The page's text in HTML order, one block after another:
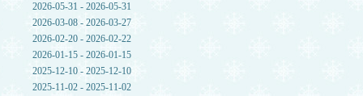
2026-05-31 - 2026-05-31
2026-03-08 - 2026-03-27
2026-02-20 - 2026-02-22
2026-01-15 - 2026-01-15
2025-12-10 - 2025-12-10
2025-11-02 - 2025-11-02